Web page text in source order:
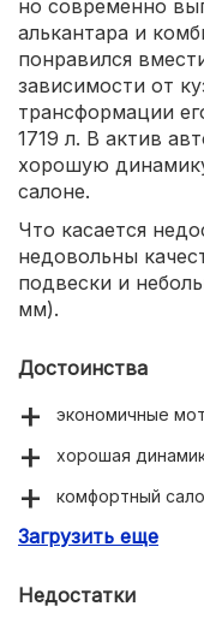
но современно
алькантара и
понравился
зависимости от
трансформации
1719 л. В актив
хорошую
салоне.
Что касается
недовольны
подвески и
мм).
Достоинства
экономичные
хорошая
комфортный
вместительный
Загрузить еще
Недостатки